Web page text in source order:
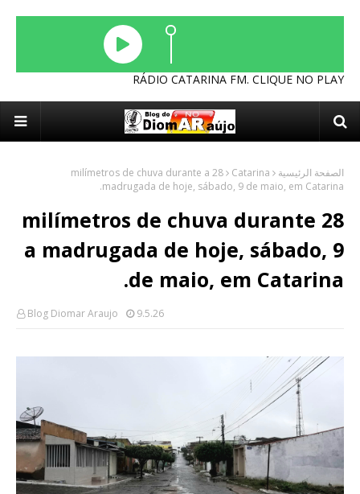
RÁDIO CATARINA FM. CLIQUE NO PLAY
الصفحة الرئيسية Catarina
28 milímetros de chuva durante a
madrugada de hoje, sábado, 9 de maio, em Catarina.
28 milímetros de chuva durante
a madrugada de hoje, sábado, 9
de maio, em Catarina.
Blog Diomar Araujo 9.5.26